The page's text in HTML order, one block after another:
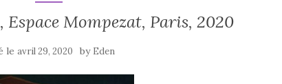
Mompezat, Paris, 2020
le avril 29, 2020 by Eden